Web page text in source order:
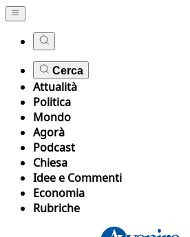
Cerca
Attualità
Politica
Mondo
Agorà
Podcast
Chiesa
Idee e Commenti
Economia
Rubriche